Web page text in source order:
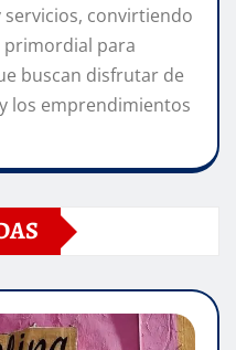
convirtiendo
primordial para
buscan disfrutar de
los emprendimientos